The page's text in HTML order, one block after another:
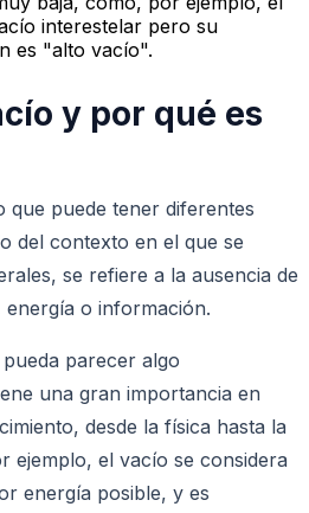
interestelar pero su
es "alto vacío".
y por qué es
que puede tener diferentes
del contexto en el que se
se refiere a la ausencia de
energía o información.
parecer algo
una gran importancia en
desde la física hasta la
ejemplo, el vacío se considera
energía posible, y es